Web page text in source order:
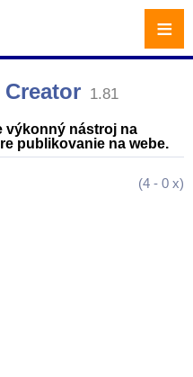
1.81
výkonný nástroj na
publikovanie na webe.
(4 - 0 x)
≡